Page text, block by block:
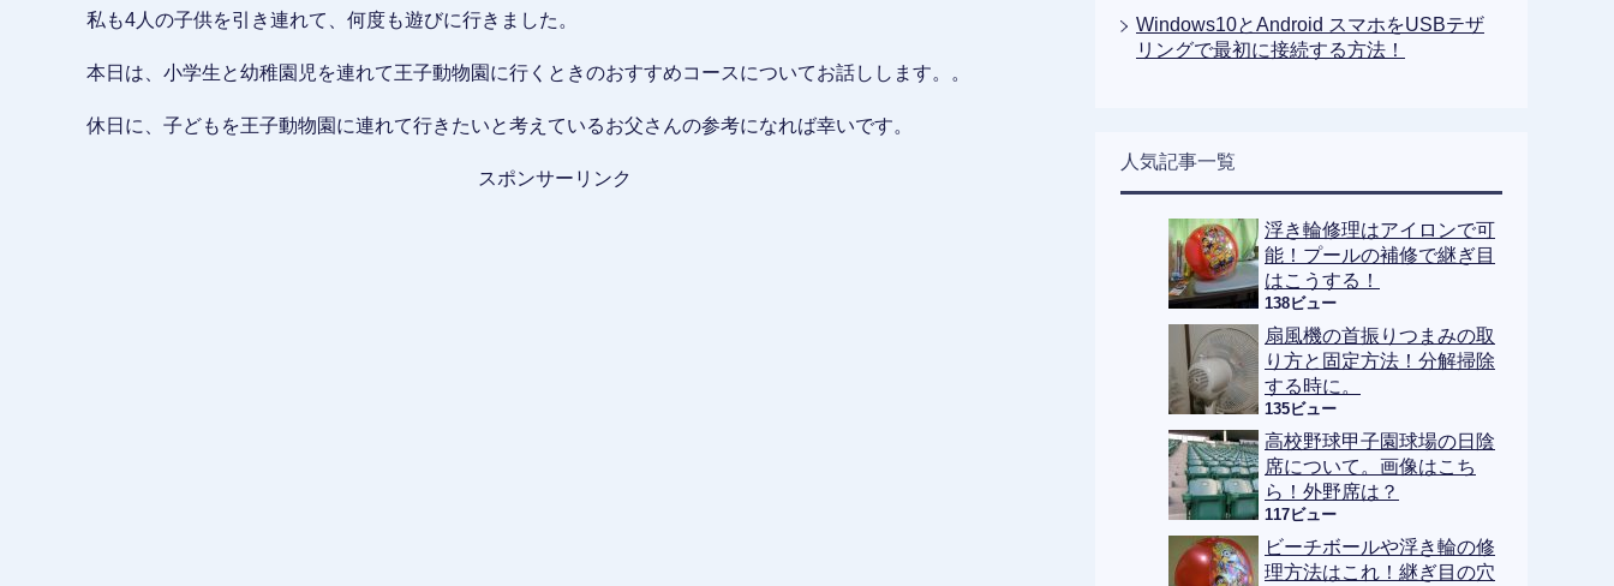
私も4人の子供を引き連れて、何度も遊びに行きました。
本日は、小学生と幼稚園児を連れて王子動物園に行くときのおすすめコースについてお話しします。。
休日に、子どもを王子動物園に連れて行きたいと考えているお父さんの参考になれば幸いです。
スポンサーリンク
Windows10とAndroid スマホをUSBテザ
リングで最初に接続する方法！
人気記事一覧
浮き輪修理はアイロンで可
能！プールの補修で継ぎ目
はこうする！
138ビュー
扇風機の首振りつまみの取
り方と固定方法！分解掃除
する時に。
135ビュー
高校野球甲子園球場の日陰
席について。画像はこち
ら！外野席は？
117ビュー
ビーチボールや浮き輪の修
理方法はこれ！継ぎ目の穴